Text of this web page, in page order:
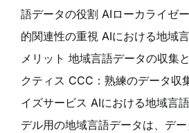
語データの役割 AIローカライゼ
的関連性の重視 AIにおける地域
メリット 地域言語データの収集
クティス CCC：熟練のデータ収
イズサービス AIにおける地域言
デル用の地域言語データは、デ